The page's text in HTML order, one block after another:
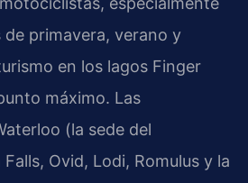
de primavera, verano y
en los lagos Finger
máximo. Las
(la sede del
Ovid, Lodi, Romulus y la